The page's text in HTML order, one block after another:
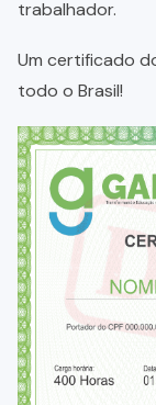
trabalhador.
Um certificado
todo o Brasil!